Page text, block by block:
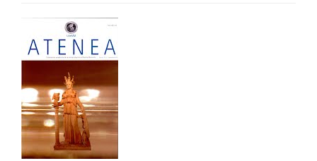
Barra
lateral
del
artículo